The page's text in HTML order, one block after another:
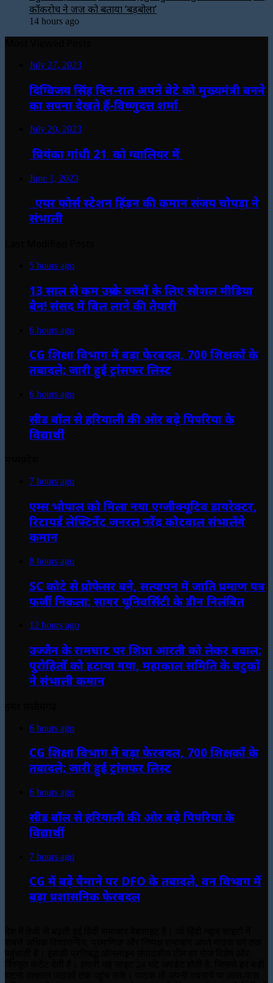
कॉकरोच ने जज को बताया ‘बड़बोला’
14 hours ago
July 27, 2023
दिग्विजय सिंह दिन-रात अपने बेटे को मुख्यमंत्री बनने
का सपना देखते हैं-विष्णुदत्त शर्मा
July 20, 2023
प्रियंका गांधी 21 को ग्वालियर में
June 1, 2023
एयर फोर्स स्टेशन हिंडन की कमान संजय चोपड़ा ने
संभाली
5 hours ago
13 साल से कम उम्र के बच्चों के लिए सोशल मीडिया
बैन! संसद में बिल लाने की तैयारी
6 hours ago
CG शिक्षा विभाग में बड़ा फेरबदल, 700 शिक्षकों के
तबादले; जारी हुई ट्रांसफर लिस्ट
6 hours ago
सीड बॉल से हरियाली की ओर बढ़े पिपरिया के
विद्यार्थी
7 hours ago
एम्स भोपाल को मिला नया एग्जीक्यूटिव डायरेक्टर,
रिटायर्ड लेफ्टिनेंट जनरल नरेंद्र कोटवाल संभालेंगे
कमान
8 hours ago
SC कोटे से प्रोफेसर बने, सत्यापन में जाति प्रमाण पत्र
फर्जी निकला; सागर यूनिवर्सिटी के डीन निलंबित
12 hours ago
उज्जैन के रामघाट पर शिप्रा आरती को लेकर बवाल:
पुरोहितों को हटाया गया, महाकाल समिति के बटुकों
ने संभाली कमान
6 hours ago
CG शिक्षा विभाग में बड़ा फेरबदल, 700 शिक्षकों के
तबादले; जारी हुई ट्रांसफर लिस्ट
6 hours ago
सीड बॉल से हरियाली की ओर बढ़े पिपरिया के
विद्यार्थी
7 hours ago
CG में बड़े पैमाने पर DFO के तबादले, वन विभाग में
बड़ा प्रशासनिक फेरबदल